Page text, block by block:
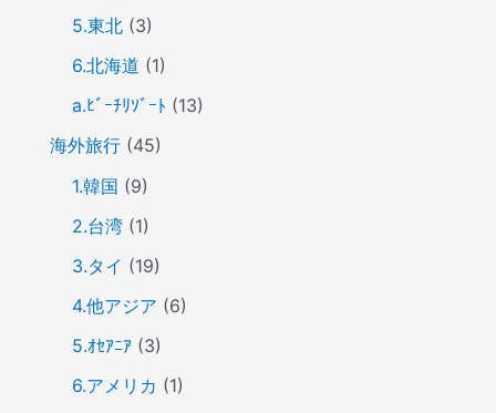
5.東北(3)
6.北海道 (1)
a.ﾋﾞｰﾁﾘｿﾞｰﾄ (13)
海外旅行(45)
1.韓国 (9)
2.台湾(1)
3.タイ (19)
4.他アジア (6)
5.ｵｾｱﾆｱ(3)
6.アメリカ (1)